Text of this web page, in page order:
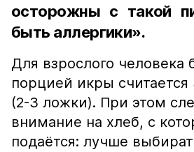
осторожны с такой
быть аллергики».
Для взрослого человека
порцией икры
(2-3 ложки). При этом
внимание на хлеб, с
подаётся: лучше